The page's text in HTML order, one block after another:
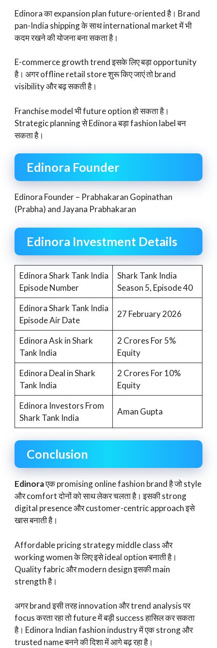
Edinora का expansion plan future-oriented है। Brand
pan-India shipping के साथ international market में भी
कदम रखने की योजना बना सकता है।
E-commerce growth trend इसके लिए बड़ा opportunity
है। अगर offline retail store शुरू किए जाएं तो brand
visibility और बढ़ सकती है।
Franchise model भी future option हो सकता है।
Strategic planning से Edinora बड़ा fashion label बन
सकता है।
Edinora Founder
Edinora Founder – Prabhakaran Gopinathan
(Prabha) and Jayana Prabhakaran
Edinora Investment Details
Edinora Shark Tank India
Episode Number
Shark Tank India
Season 5, Episode 40
Edinora Shark Tank India
Episode Air Date
27 February 2026
Edinora Ask in Shark
Tank India
2 Crores For 5%
Equity
Edinora Deal in Shark
Tank India
2 Crores For 10%
Equity
Edinora Investors From
Shark Tank India
Aman Gupta
Conclusion
Edinoraएक promising online fashion brand है जो style
और comfort दोनों को साथ लेकर चलता है। इसकी strong
digital presence और customer-centric approach इसे
खास बनाती है।
Affordable pricing strategy middle class और
working women के लिए इसे ideal option बनाती है।
Quality fabric और modern design इसकी main
strength है।
अगर brand इसी तरह innovation और trend analysis पर
focus करता रहा तो future में बड़ी success हासिल कर सकता
है। Edinora Indian fashion industry में एक strong और
trusted name बनने की दिशा में आगे बढ़ रहा है।